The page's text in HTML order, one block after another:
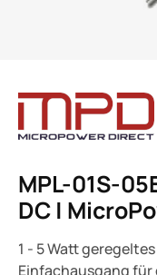
MPL-01S-
DC |
1 - 5 Watt
Einfachausgang